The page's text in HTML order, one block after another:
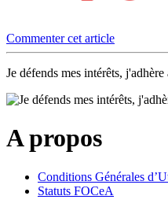
Commenter cet article
Je défends mes intérêts, j'adhère
A propos
Conditions Générales
Statuts FOCeA